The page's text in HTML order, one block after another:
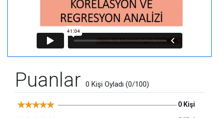
Puanlar 0 Kişi Oyladı (0/100)
0 Kişi